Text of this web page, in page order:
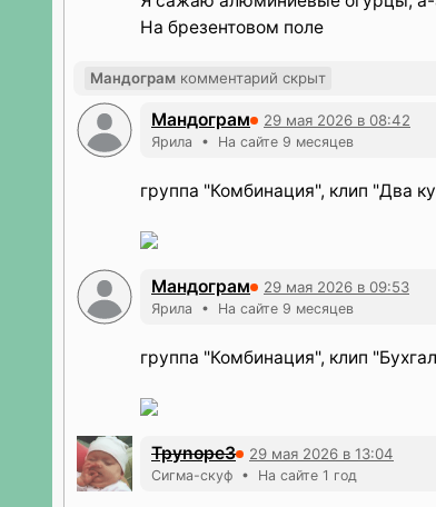
На брезентовом поле
Мандограм комментарий скрыт
Мандограм
29 мая 2026 в 08:42
Ярила • На сайте 9 месяцев
группа "Комбинация", клип "Два
Мандограм 29 мая 2026 в 09:53
Ярила • На сайте 9 месяцев
группа "Комбинация", клип
Tpynope3 29 мая 2026 в 13:04
Сигма-скуф • На сайте 1 год